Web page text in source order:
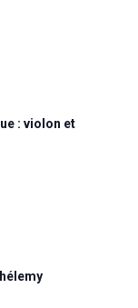
: violon et